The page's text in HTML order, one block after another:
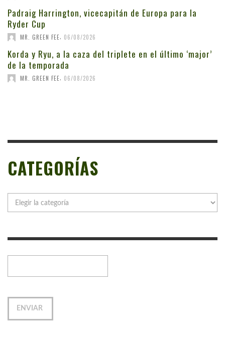
Padraig Harrington, vicecapitán de Europa para la
Ryder Cup
MR. GREEN FEE 06/08/2026
Korda y Ryu, a la caza del triplete en el último ‘major’
de la temporada
MR. GREEN FEE 06/08/2026
CATEGORÍAS